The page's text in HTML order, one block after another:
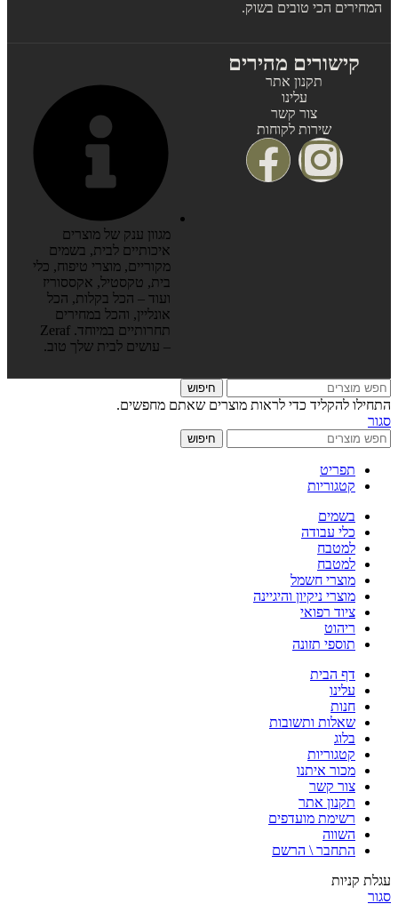
המחירים הכי טובים בשוק.
קישורים מהירים
תקנון אתר
עלינו
צור קשר
שירות לקוחות
מגוון ענק של מוצרים
איכותיים לבית, בשמים
מקוריים, מוצרי טיפוח, כלי
בית, טקסטיל, אקססוריז
ועוד – הכל בקלות, הכל
אונליין, והכל במחירים
תחרותיים במיוחד. Zeraf
– עושים לבית שלך טוב.
חיפוש
התחילו להקליד כדי לראות מוצרים שאתם מחפשים.
סגור
חיפוש
תפריט
קטגוריות
בשמים
כלי עבודה
למטבח
למטבח
מוצרי חשמל
מוצרי ניקיון והיגיינה
ציוד רפואי
ריהוט
תוספי תזונה
דף הבית
עלינו
חנות
שאלות ותשובות
בלוג
קטגוריות
מכור איתנו
צור קשר
תקנון אתר
רשימת מועדפים
השווה
התחבר \ הרשם
עגלת קניות
סגור